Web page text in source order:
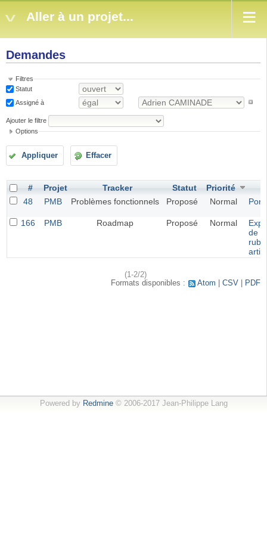
Aller à un projet...
Demandes
Filtres
Statut
Assigné à
Ajouter le filtre
Options
Appliquer Effacer
# Projet Tracker Statut Priorité
48
PMB Problèmes fonctionnels Proposé Normal
166 PMB Roadmap Proposé Normal
de
(1-2/2)
Formats disponibles :
Atom CSV PDF
Powered by Redmine© 2006-2017 Jean-Philippe Lang